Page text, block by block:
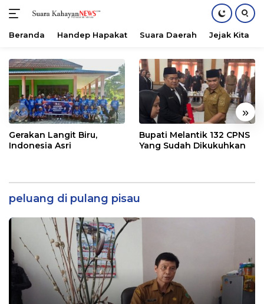
konten
Beranda Handep Hapakat Suara Daerah Jejak Kita
« »
Gerakan Langit Biru,
Indonesia Asri
Bupati Melantik 132 CPNS
Yang Sudah Dikukuhkan
peluang di pulang pisau